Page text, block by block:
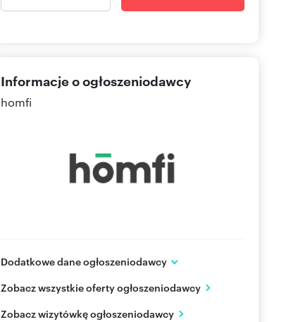
Informacje o ogłoszeniodawcy
homfi
Dodatkowe dane ogłoszeniodawcy
Kraków
PL
Zobacz wszystkie oferty ogłoszeniodawcy
Zobacz wizytówkę ogłoszeniodawcy